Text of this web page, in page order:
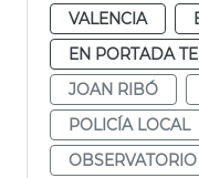
VALENCIA
EN PORTADA
JOAN RIBÓ
POLICÍA LOCAL